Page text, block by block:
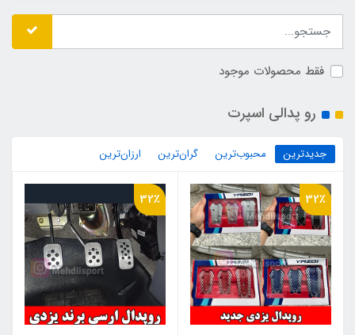
فقط محصولات موجود
رو پدالی اسپرت
جدیدترین محبوب‌ترین گران‌ترین ارزان‌ترین
32٪ 32٪